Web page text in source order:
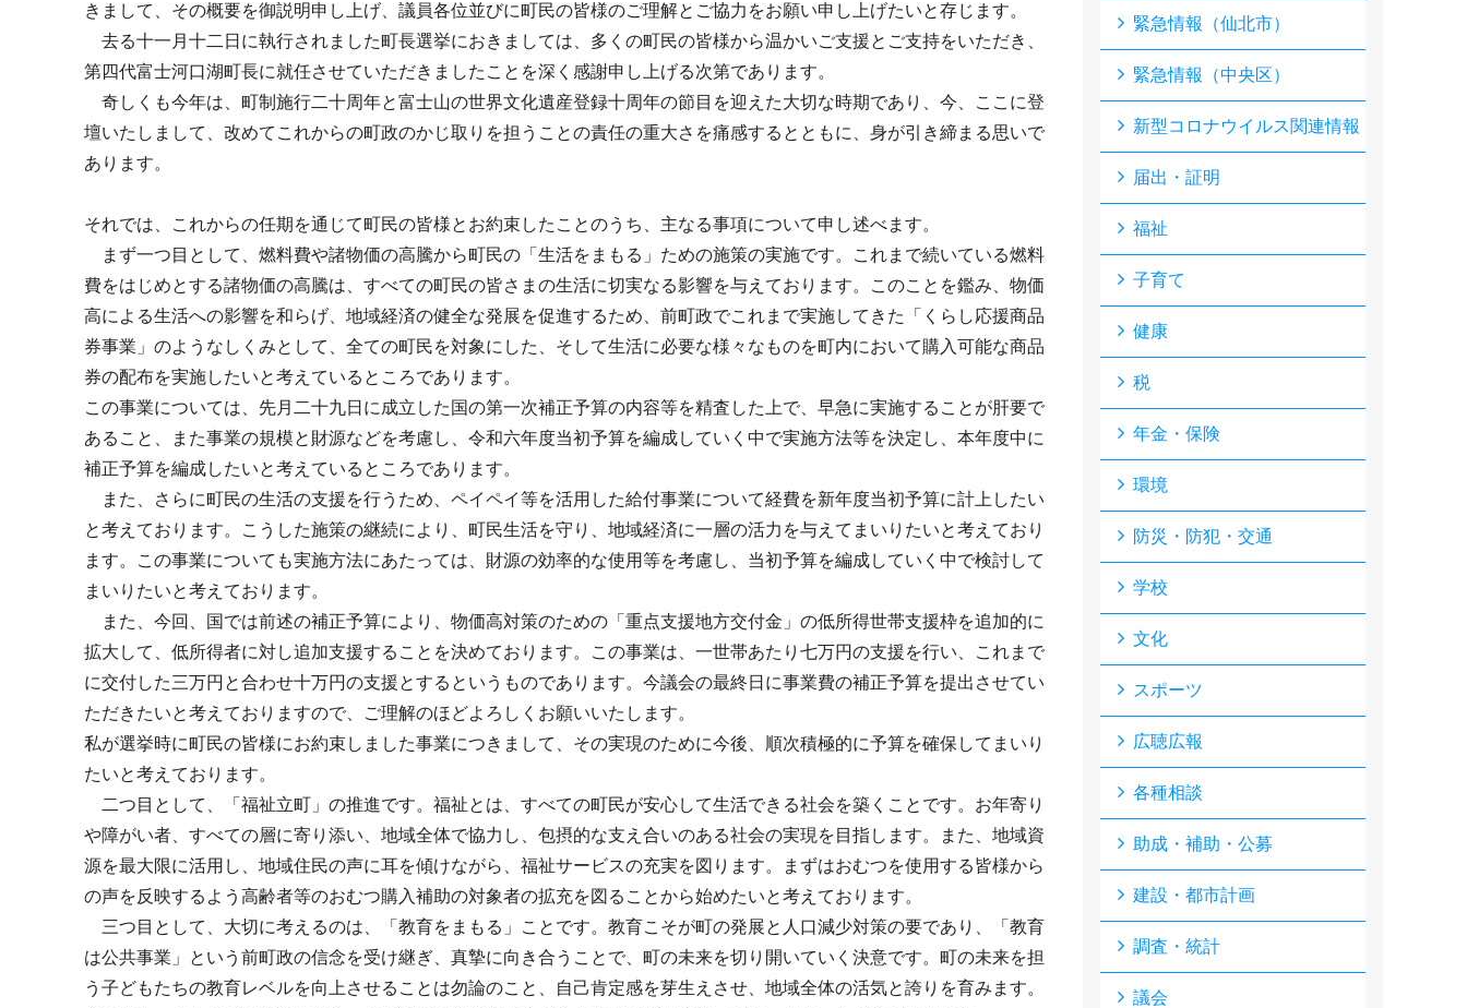
きまして、その概要を御説明申し上げ、議員各位並びに町民の皆様のご理解とご協力をお願い申し上げたいと存じます。
去る十一月十二日に執行されました町長選挙におきましては、多くの町民の皆様から温かいご支援とご支持をいただき、
第四代富士河口湖町長に就任させていただきましたことを深く感謝申し上げる次第であります。
奇しくも今年は、町制施行二十周年と富士山の世界文化遺産登録十周年の節目を迎えた大切な時期であり、今、ここに登
壇いたしまして、改めてこれからの町政のかじ取りを担うことの責任の重大さを痛感するとともに、身が引き締まる思いで
あります。
それでは、これからの任期を通じて町民の皆様とお約束したことのうち、主なる事項について申し述べます。
まず一つ目として、燃料費や諸物価の高騰から町民の「生活をまもる」ための施策の実施です。これまで続いている燃料
費をはじめとする諸物価の高騰は、すべての町民の皆さまの生活に切実なる影響を与えております。このことを鑑み、物価
高による生活への影響を和らげ、地域経済の健全な発展を促進するため、前町政でこれまで実施してきた「くらし応援商品
券事業」のようなしくみとして、全ての町民を対象にした、そして生活に必要な様々なものを町内において購入可能な商品
券の配布を実施したいと考えているところであります。
この事業については、先月二十九日に成立した国の第一次補正予算の内容等を精査した上で、早急に実施することが肝要で
あること、また事業の規模と財源などを考慮し、令和六年度当初予算を編成していく中で実施方法等を決定し、本年度中に
補正予算を編成したいと考えているところであります。
また、さらに町民の生活の支援を行うため、ペイペイ等を活用した給付事業について経費を新年度当初予算に計上したい
と考えております。こうした施策の継続により、町民生活を守り、地域経済に一層の活力を与えてまいりたいと考えており
ます。この事業についても実施方法にあたっては、財源の効率的な使用等を考慮し、当初予算を編成していく中で検討して
まいりたいと考えております。
また、今回、国では前述の補正予算により、物価高対策のための「重点支援地方交付金」の低所得世帯支援枠を追加的に
拡大して、低所得者に対し追加支援することを決めております。この事業は、一世帯あたり七万円の支援を行い、これまで
に交付した三万円と合わせ十万円の支援とするというものであります。今議会の最終日に事業費の補正予算を提出させてい
ただきたいと考えておりますので、ご理解のほどよろしくお願いいたします。
私が選挙時に町民の皆様にお約束しました事業につきまして、その実現のために今後、順次積極的に予算を確保してまいり
たいと考えております。
二つ目として、「福祉立町」の推進です。福祉とは、すべての町民が安心して生活できる社会を築くことです。お年寄り
や障がい者、すべての層に寄り添い、地域全体で協力し、包摂的な支え合いのある社会の実現を目指します。また、地域資
源を最大限に活用し、地域住民の声に耳を傾けながら、福祉サービスの充実を図ります。まずはおむつを使用する皆様から
の声を反映するよう高齢者等のおむつ購入補助の対象者の拡充を図ることから始めたいと考えております。
三つ目として、大切に考えるのは、「教育をまもる」ことです。教育こそが町の発展と人口減少対策の要であり、「教育
は公共事業」という前町政の信念を受け継ぎ、真摯に向き合うことで、町の未来を切り開いていく決意です。町の未来を担
う子どもたちの教育レベルを向上させることは勿論のこと、自己肯定感を芽生えさせ、地域全体の活気と誇りを育みます。
緊急情報（仙北市）
緊急情報（中央区）
新型コロナウイルス関連情報
届出・証明
福祉
子育て
健康
税
年金・保険
環境
防災・防犯・交通
学校
文化
スポーツ
広聴広報
各種相談
助成・補助・公募
建設・都市計画
調査・統計
議会